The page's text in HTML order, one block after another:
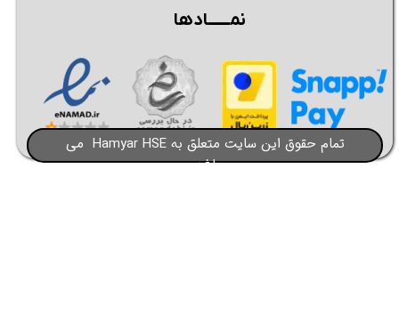
تمام حقوق این سایت متعلق به Hamyar HSE می
باشد​​​​​​​
نمــــــادها